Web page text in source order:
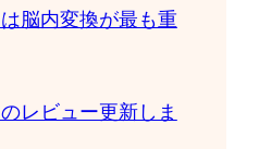
脳内変換が最も重
レビュー更新しま